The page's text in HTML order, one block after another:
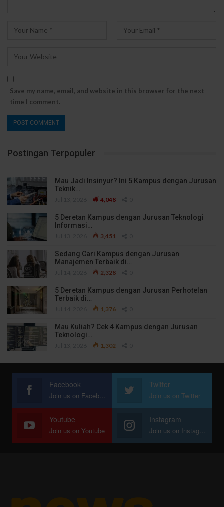
Save my name, email, and website in this browser for the next
time I comment.
Postingan Terpopuler
Mau Jadi Insinyur? Ini 5 Kampus dengan Jurusan
Teknik…
4,048
5 Deretan Kampus dengan Jurusan Teknologi
Informasi…
3,451
Sedang Cari Kampus dengan Jurusan
Manajemen Terbaik di…
2,328
5 Deretan Kampus dengan Jurusan Perhotelan
Terbaik di…
1,376
Mau Kuliah? Cek 4 Kampus dengan Jurusan
Teknologi…
1,302
Facebook
Join us on Facebook
Twitter
Join us on Twitter
Youtube
Join us on Youtube
Instagram
Join us on Instagram